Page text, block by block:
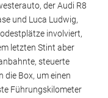
der Audi R8
und Luca Ludwig,
involviert,
letzten Stint aber
steuerte
die Box, um einen
Führungskilometer